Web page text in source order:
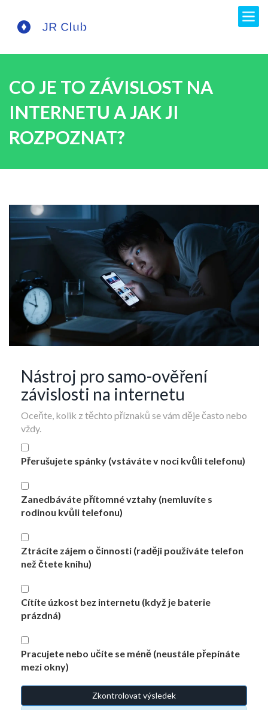
CO JE TO ZÁVISLOST NA
INTERNETU A JAK JI
ROZPOZNAT?
Nástroj pro samo-ověření
závislosti na internetu
Oceňte, kolik z těchto příznaků se vám děje často nebo
vždy.
Přerušujete spánky (vstáváte v noci kvůli telefonu)
Zanedbáváte přítomné vztahy (nemluvíte s
rodinou kvůli telefonu)
Ztrácíte zájem o činnosti (raději používáte telefon
než čtete knihu)
Cítíte úzkost bez internetu (když je baterie
prázdná)
Pracujete nebo učíte se méně (neustále přepínáte
mezi okny)
Zkontrolovat výsledek